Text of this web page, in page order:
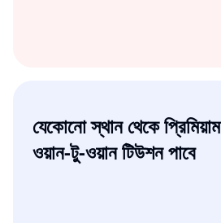
যেকোনো স্থান থেকে প্রিমিয়াম
ওয়ান-টু-ওয়ান টিউশন পাবে